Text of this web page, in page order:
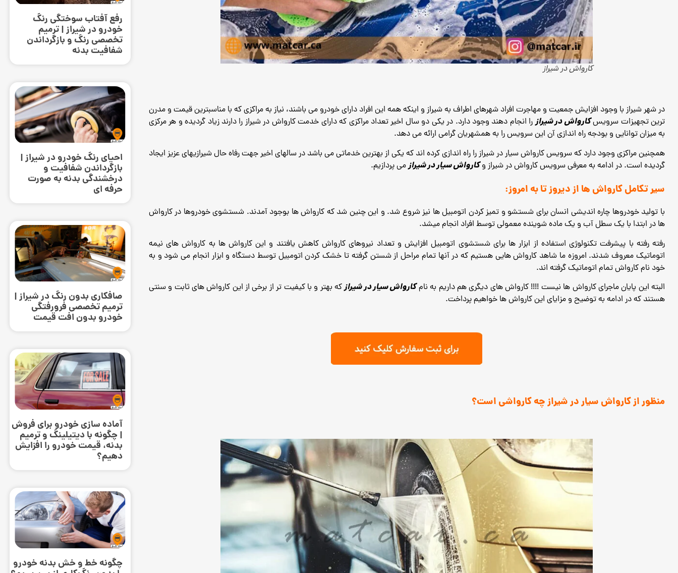
کارواش در شیراز
در شهر شیراز با وجود افزایش جمعیت و مهاجرت افراد شهرهای اطراف به شیراز و اینکه همه این افراد دارای خودرو می باشند، نیاز به مراکزی که با مناسبترین قیمت و مدرن
ترین تجهیزات سرویسکارواش در شیراز را انجام دهند وجود دارد. در یکی دو سال اخیر تعداد مراکزی که دارای خدمت کارواش در شیراز را دارند زیاد گردیده و هر مرکزی
به میزان توانایی و بودجه راه اندازی آن این سرویس را به همشهریان گرامی ارائه می دهد.
همچنین مراکزی وجود دارد که سرویس کارواش سیار در شیراز را راه اندازی کرده اند که یکی از بهترین خدماتی می باشد در سالهای اخیر جهت رفاه حال شیرازیهای عزیز ایجاد
گردیده است. در ادامه به معرفی سرویس کارواش در شیراز وکارواش سیار در شیرازمی پردازیم.
سیر تکامل کارواش ها از دیروز تا به امروز:
با تولید خودروها چاره اندیشی انسان برای شستشو و تمیز کردن اتومبیل ها نیز شروع شد. و این چنین شد که کارواش ها بوجود آمدند. شستشوی خودروها در کارواش
ها در ابتدا با یک سطل آب و یک ماده شوینده معمولی توسط افراد انجام میشد.
رفته رفته با پیشرفت تکنولوژی استفاده از ابزار ها برای شستشوی اتومبیل افزایش و تعداد نیروهای کارواش کاهش یافتند و این کارواش ها به کارواش های نیمه
اتوماتیک معروف شدند. امروزه ما شاهد کارواش هایی هستیم که در آنها تمام مراحل از شستن گرفته تا خشک کردن اتومبیل توسط دستگاه و ابزار انجام می شود و به
خود نام کارواش تمام اتوماتیک گرفته اند.
البته این پایان ماجرای کارواش ها نیست !!!! کارواش های دیگری هم داریم به نامکارواش سیار در شیرازکه بهتر و با کیفیت تر از برخی از این کارواش های ثابت و سنتی
هستند که در ادامه به توضیح و مزایای این کارواش ها خواهیم پرداخت.
منظور از کارواش سیار در شیراز چه کارواشی است؟
رفع آفتاب سوختگی رنگ
خودرو در شیراز | ترمیم
تخصصی رنگ و بازگرداندن
شفافیت بدنه
احیای رنگ خودرو در شیراز |
بازگرداندن شفافیت و
درخشندگی بدنه به صورت
حرفه‌ ای
صافکاری بدون رنگ در شیراز |
ترمیم تخصصی فرورفتگی
خودرو بدون افت قیمت
آماده سازی خودرو برای فروش
| چگونه با دیتیلینگ و ترمیم
بدنه، قیمت خودرو را افزایش
دهیم؟
چگونه خط و خش بدنه خودرو